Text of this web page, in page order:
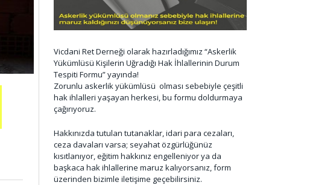
Vicdani Ret Derneği olarak hazırladığımız “Askerlik
Yükümlüsü Kişilerin Uğradığı Hak İhlallerinin Durum
Tespiti Formu” yayında!
Zorunlu askerlik yükümlüsü olması sebebiyle çeşitli
hak ihlalleri yaşayan herkesi, bu formu doldurmaya
çağırıyoruz.
Hakkınızda tutulan tutanaklar, idari para cezaları,
ceza davaları varsa; seyahat özgürlüğünüz
kısıtlanıyor, eğitim hakkınız engelleniyor ya da
başkaca hak ihlallerine maruz kalıyorsanız, form
üzerinden bizimle iletişime geçebilirsiniz.